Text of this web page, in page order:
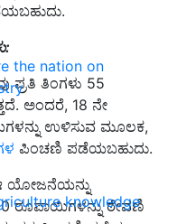
the nation on
knowledge
ಪ್ರತಿ ತಿಂಗಳು 55
ಅಂದರೆ, 18 ನೇ
ಉಳಿಸುವ ಮೂಲಕ,
ಪಿಂಚಣಿ ಪಡೆಯಬಹುದು.
ಯೋಜನೆಯನ್ನು
ರೂಪಾಯಿಗಳನ್ನು ಠೇವಣಿ